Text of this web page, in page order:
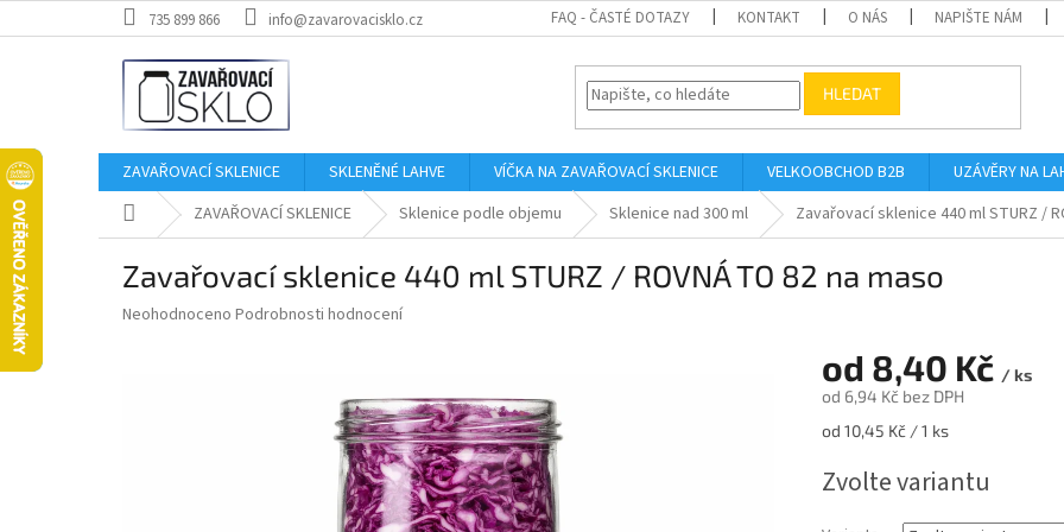
na
735 899 866 info@zavarovacisklo.cz FAQ - ČASTÉ DOTAZY KONTAKT O NÁS NAPIŠTE NÁM
HLEDAT
ZAVAŘOVACÍ SKLENICE SKLENĚNÉ LAHVE VÍČKA NA ZAVAŘOVACÍ SKLENICE VELKOOBCHOD B2B UZÁVĚRY NA
Domů ZAVAŘOVACÍ SKLENICE Sklenice podle objemu Sklenice nad 300 ml Zavařovací sklenice 440 ml STURZ /
Zavařovací sklenice 440 ml STURZ / ROVNÁ TO 82 na maso
Průměrné
Neohodnoceno Podrobnosti hodnocení
od 8,40 Kč / ks
od 6,94 Kč bez DPH
Měrná
od 10,45 Kč / 1 ks
Zvolte variantu